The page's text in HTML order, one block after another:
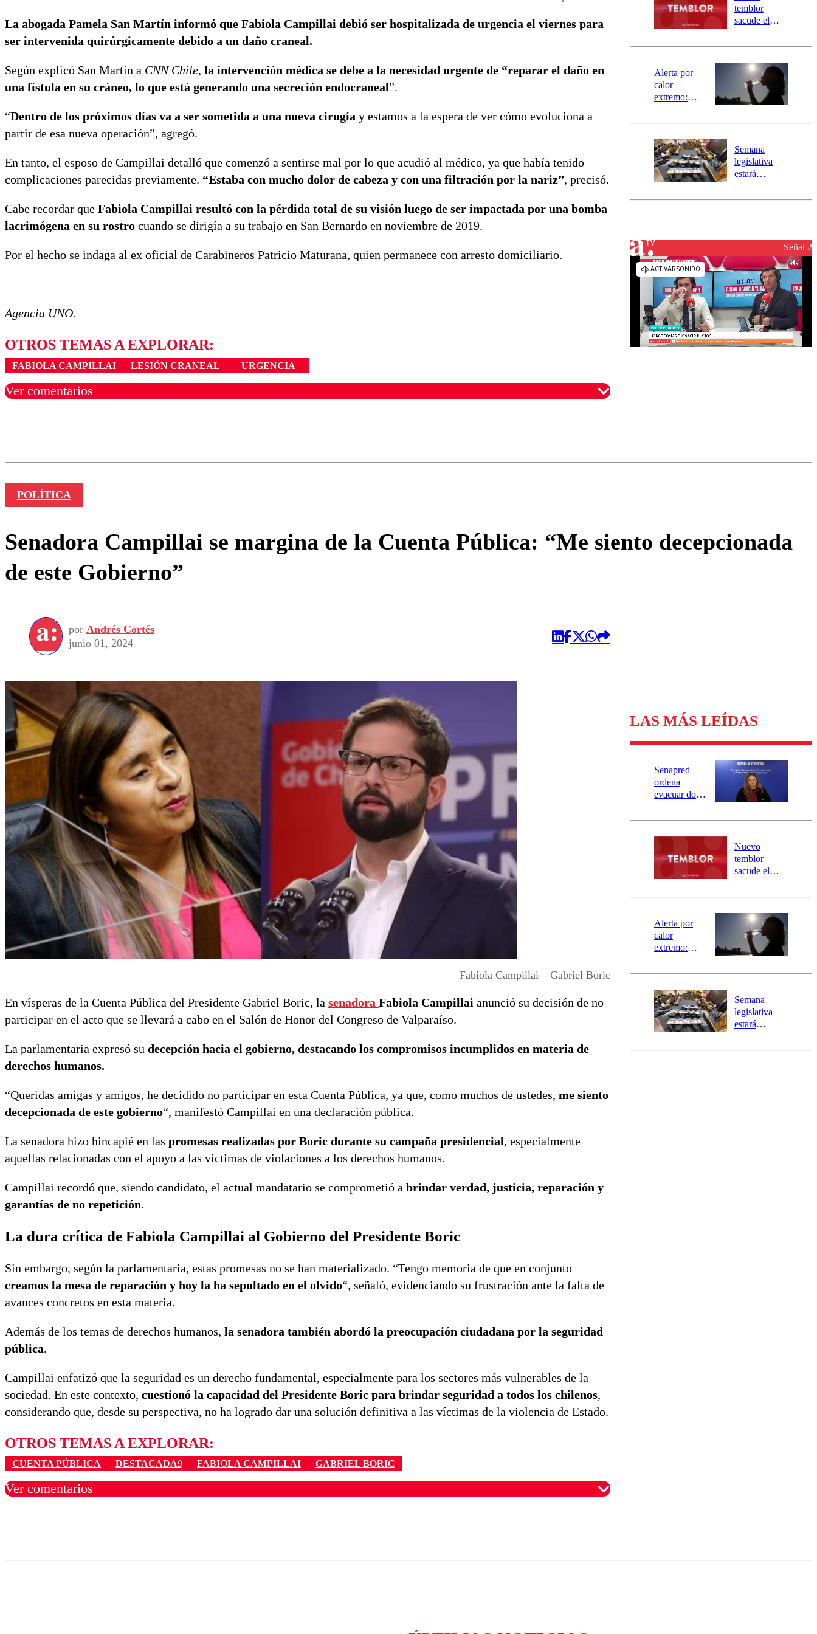
La abogada Pamela San Martín informó que Fabiola Campillai debió ser hospitalizada de urgencia el viernes para
ser intervenida quirúrgicamente debido a un daño craneal.
Según explicó San Martín a CNN Chile, la intervención médica se debe a la necesidad urgente de “reparar el daño en
una fístula en su cráneo, lo que está generando una secreción endocraneal”.
“Dentro de los próximos días va a ser sometida a una nueva cirugía y estamos a la espera de ver cómo evoluciona a
partir de esa nueva operación”, agregó.
En tanto, el esposo de Campillai detalló que comenzó a sentirse mal por lo que acudió al médico, ya que había tenido
complicaciones parecidas previamente. “Estaba con mucho dolor de cabeza y con una filtración por la nariz”, precisó.
Cabe recordar que Fabiola Campillai resultó con la pérdida total de su visión luego de ser impactada por una bomba
lacrimógena en su rostro cuando se dirigía a su trabajo en San Bernardo en noviembre de 2019.
Por el hecho se indaga al ex oficial de Carabineros Patricio Maturana, quien permanece con arresto domiciliario.
Agencia UNO.
OTROS TEMAS A EXPLORAR:
FABIOLA CAMPILLAI LESIÓN CRANEAL URGENCIA
Ver comentarios
activa
mensajería
SAE
temblor
sacude el
revisa la
epicentro
Alerta por
calor
extremo:
activa Alerta
Preventiva en
tres comunas
Semana
legislativa
estará
el fin de la
reconstrucciónSeñal 2
POLÍTICA
Senadora Campillai se margina de la Cuenta Pública: “Me siento decepcionada
de este Gobierno”
por Andrés Cortés
junio 01, 2024
Fabiola Campillai – Gabriel Boric
En vísperas de la Cuenta Pública del Presidente Gabriel Boric, la senadora Fabiola Campillai anunció su decisión de no
participar en el acto que se llevará a cabo en el Salón de Honor del Congreso de Valparaíso.
La parlamentaria expresó su decepción hacia el gobierno, destacando los compromisos incumplidos en materia de
derechos humanos.
“Queridas amigas y amigos, he decidido no participar en esta Cuenta Pública, ya que, como muchos de ustedes, me siento
decepcionada de este gobierno“, manifestó Campillai en una declaración pública.
La senadora hizo hincapié en las promesas realizadas por Boric durante su campaña presidencial, especialmente
aquellas relacionadas con el apoyo a las víctimas de violaciones a los derechos humanos.
Campillai recordó que, siendo candidato, el actual mandatario se comprometió a brindar verdad, justicia, reparación y
garantías de no repetición.
La dura crítica de Fabiola Campillai al Gobierno del Presidente Boric
Sin embargo, según la parlamentaria, estas promesas no se han materializado. “Tengo memoria de que en conjunto
creamos la mesa de reparación y hoy la ha sepultado en el olvido“, señaló, evidenciando su frustración ante la falta de
avances concretos en esta materia.
Además de los temas de derechos humanos, la senadora también abordó la preocupación ciudadana por la seguridad
pública.
Campillai enfatizó que la seguridad es un derecho fundamental, especialmente para los sectores más vulnerables de la
sociedad. En este contexto, cuestionó la capacidad del Presidente Boric para brindar seguridad a todos los chilenos,
considerando que, desde su perspectiva, no ha logrado dar una solución definitiva a las víctimas de la violencia de Estado.
OTROS TEMAS A EXPLORAR:
CUENTA PÚBLICA DESTACADA9 FABIOLA CAMPILLAI GABRIEL BORIC
Ver comentarios
LAS MÁS LEÍDAS
Senapred
ordena
evacuar dos
Carahue por
río Damas:
activa
mensajería
SAE
Nuevo
temblor
sacude el
revisa la
epicentro
Alerta por
calor
extremo:
activa Alerta
Preventiva en
tres comunas
Semana
legislativa
estará
el fin de la